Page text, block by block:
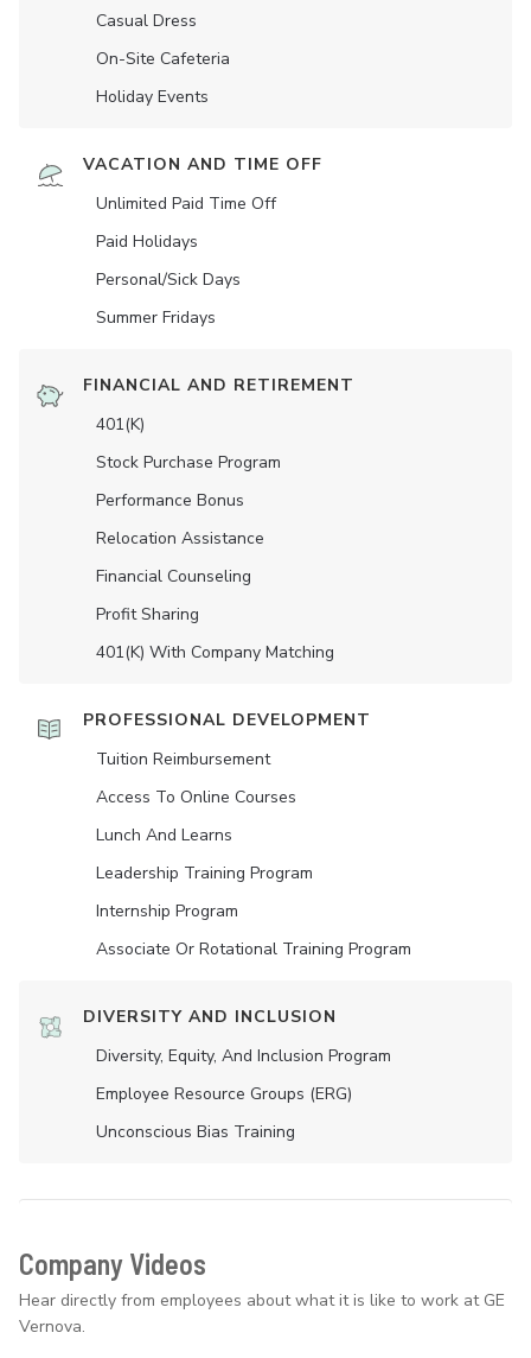
Casual Dress
On-Site Cafeteria
Holiday Events
VACATION AND TIME OFF
Unlimited Paid Time Off
Paid Holidays
Personal/Sick Days
Summer Fridays
FINANCIAL AND RETIREMENT
401(K)
Stock Purchase Program
Performance Bonus
Relocation Assistance
Financial Counseling
Profit Sharing
401(K) With Company Matching
PROFESSIONAL DEVELOPMENT
Tuition Reimbursement
Access To Online Courses
Lunch And Learns
Leadership Training Program
Internship Program
Associate Or Rotational Training Program
DIVERSITY AND INCLUSION
Diversity, Equity, And Inclusion Program
Employee Resource Groups (ERG)
Unconscious Bias Training
Company Videos
Hear directly from employees about what it is like to work at GE
Vernova.